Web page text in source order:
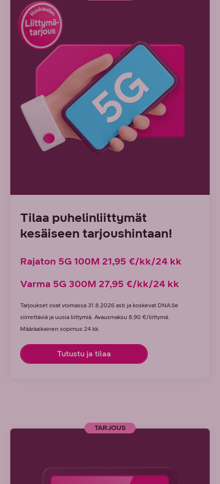
Tilaa puhelinliittymät
kesäiseen tarjoushintaan!
Rajaton 5G 100M 21,95 €/kk/24 kk
Varma 5G 300M 27,95 €/kk/24 kk
Tarjoukset ovat voimassa 31.8.2026 asti ja koskevat DNA:lle
siirrettäviä ja uusia liittymiä.Avausmaksu 8,90 €/liittymä.
Määräaikainen sopimus 24 kk.
Tutustu ja tilaa
TARJOUS